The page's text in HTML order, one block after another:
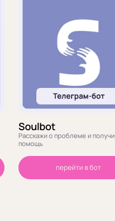
Soulbot
Расскажи о проблеме и получи
помощь
перейти в бот